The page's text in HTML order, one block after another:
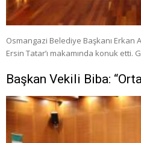
Osmangazi Belediye Başkanı Erkan
Ersin Tatar’ı makamında konuk etti.
Başkan Vekili Biba: